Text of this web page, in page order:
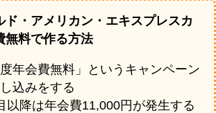
ド・アメリカン・エキスプレスカ
無料で作る方法
度年会費無料」というキャンペーン
込みをする
以降は年会費11,000円が発生する